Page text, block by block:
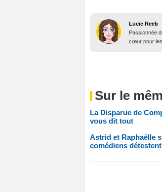
Lucie Reeb
Passionnée
cœur pour les
Sur le
La Disparue de
vous dit tout
Astrid et Raphaëlle
comédiens